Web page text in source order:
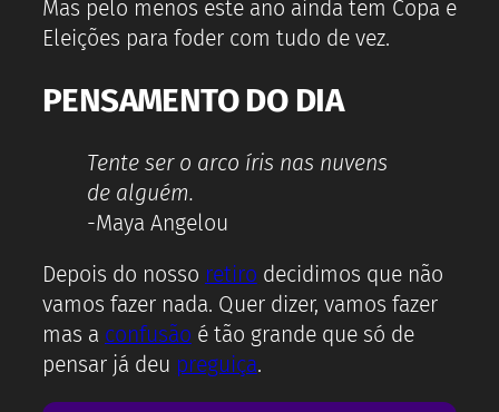
Mas pelo menos este ano ainda tem Copa e
Eleições para foder com tudo de vez.
PENSAMENTO DO DIA
Tente ser o arco íris nas nuvens
de alguém.
-Maya Angelou
Depois do nosso retiro decidimos que não
vamos fazer nada. Quer dizer, vamos fazer
mas a confusão é tão grande que só de
pensar já deu preguiça.